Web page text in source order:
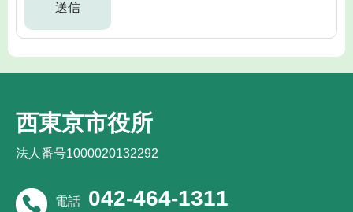
西東京市役所
法人番号1000020132292
電話 042-464-1311